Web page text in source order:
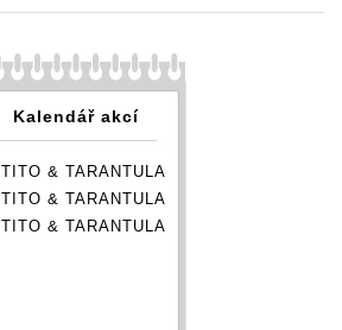
Kalendář akcí
TITO & TARANTULA
TITO & TARANTULA
TITO & TARANTULA